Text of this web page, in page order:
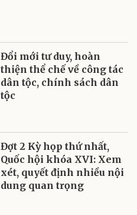
Đổi mới tư duy, hoàn
thiện thể chế về công tác
dân tộc, chính sách dân
tộc
Đợt 2 Kỳ họp thứ nhất,
Quốc hội khóa XVI: Xem
xét, quyết định nhiều nội
dung quan trọng